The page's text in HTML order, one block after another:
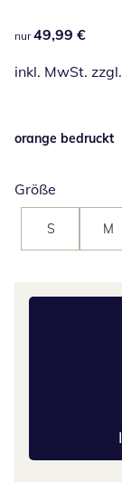
49,99 €
nur 49,99 €
inkl. MwSt. zzgl.
orange bedruckt
Größe
S M